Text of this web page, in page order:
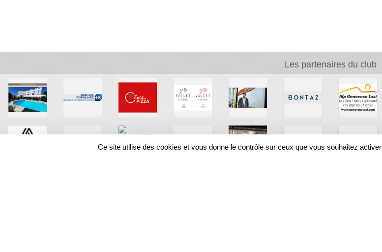
Les partenaires du club
Ce site utilise des cookies et vous donne le contrôle sur ceux que vous souhaitez activer